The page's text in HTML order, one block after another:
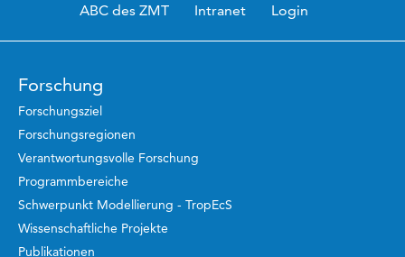
ABC des ZMT
Intranet Login
Forschung
Forschungsziel
Forschungsregionen
Verantwortungsvolle Forschung
Programmbereiche
Schwerpunkt Modellierung - TropEcS
Wissenschaftliche Projekte
Publikationen